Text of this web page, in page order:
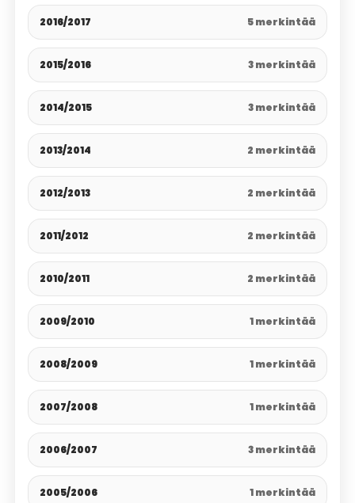
2016/2017 5 merkintää
2015/2016 3 merkintää
2014/2015 3 merkintää
2013/2014 2 merkintää
2012/2013 2 merkintää
2011/2012 2 merkintää
2010/2011 2 merkintää
2009/2010 1 merkintää
2008/2009 1 merkintää
2007/2008 1 merkintää
2006/2007 3 merkintää
2005/2006 1 merkintää